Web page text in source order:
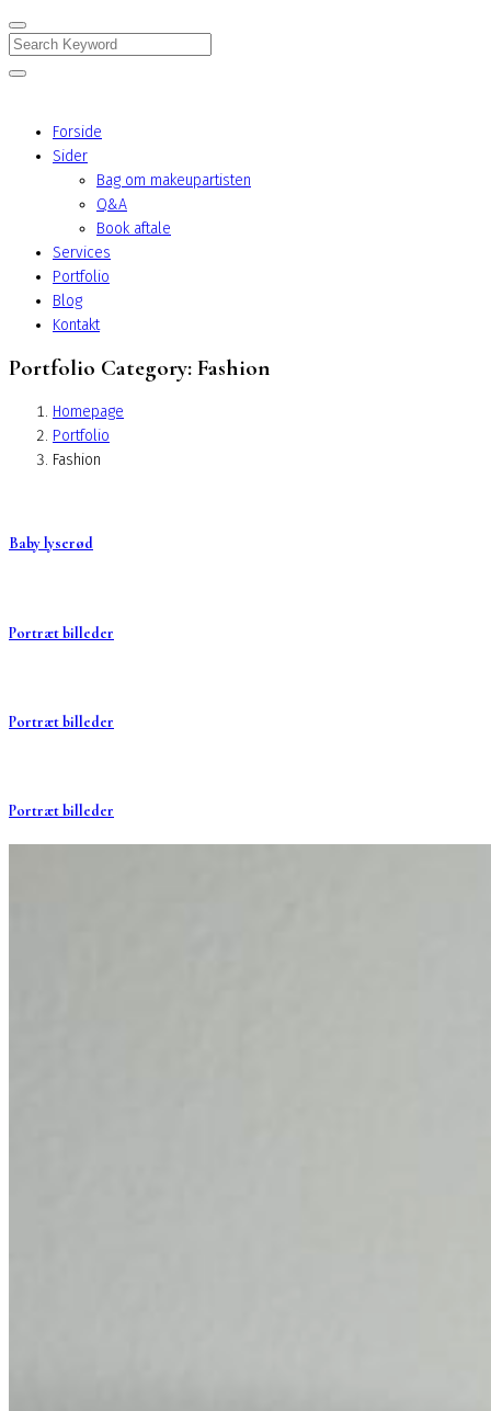
Search
Forside
Sider
Bag om makeupartisten
Q&A
Book aftale
Services
Portfolio
Blog
Kontakt
Portfolio Category: Fashion
Homepage
Portfolio
Fashion
Baby lyserød
Portræt billeder
Portræt billeder
Portræt billeder